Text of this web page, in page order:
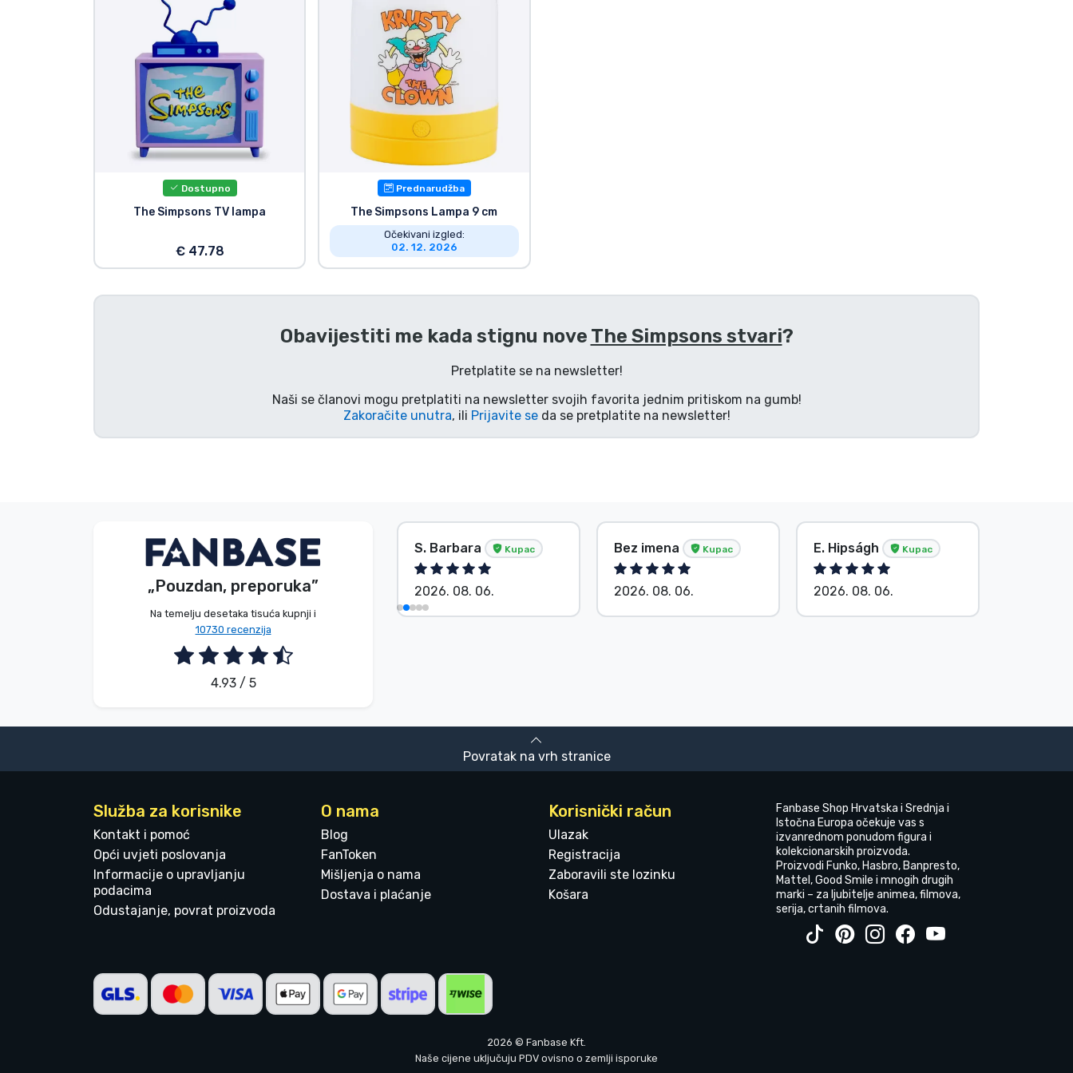
Dostupno
The Simpsons TV lampa
€ 47.78
Prednarudžba
The Simpsons Lampa 9 cm
Očekivani izgled:
02. 12. 2026
Obavijestiti me kada stignu nove The Simpsons stvari?
Pretplatite se na newsletter!
Naši se članovi mogu pretplatiti na newsletter svojih favorita jednim pritiskom na gumb!
Zakoračite unutra, ili Prijavite seda se pretplatite na newsletter!
„Pouzdan, preporuka”
Na temelju desetaka tisuća kupnji i
10730 recenzija
4.93 / 5
V. Éva Kupac
2026. 08. 06.
S. Barbara Kupac
2026. 08. 06.
Bez imena Kupac
2026. 08. 06.
E. Hipságh Kupac
2026. 08. 06.
Povratak na vrh stranice
Služba za korisnike
Kontakt i pomoć
Opći uvjeti poslovanja
Informacije o upravljanju
podacima
Odustajanje, povrat proizvoda
O nama
Blog
FanToken
Mišljenja o nama
Dostava i plaćanje
Korisnički račun
Ulazak
Registracija
Zaboravili ste lozinku
Košara
Fanbase Shop Hrvatska i Srednja i
Istočna Europa očekuje vas s
izvanrednom ponudom figura i
kolekcionarskih proizvoda.
Proizvodi Funko, Hasbro, Banpresto,
Mattel, Good Smile i mnogih drugih
marki – za ljubitelje animea, filmova,
serija, crtanih filmova.
2026 © Fanbase Kft.
Naše cijene uključuju PDV ovisno o zemlji isporuke
TV serija proizvodi
Crtani proizvodi
Anime proizvodi
Gamer proizvodi
Glazbeni proizvodi